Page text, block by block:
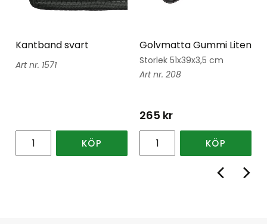
Kantband svart
1571
KÖP
Golvmatta Gummi Liten
Storlek 51x39x3,5 cm
208
265 kr
KÖP